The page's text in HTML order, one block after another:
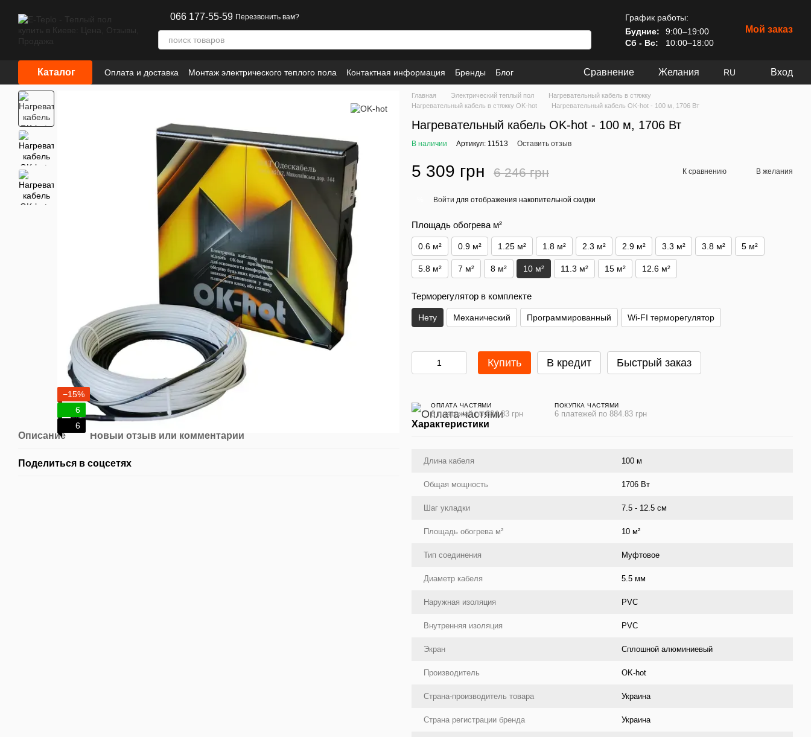
066 177-55-59 Перезвонить вам?
График работы:
Будние:
9:00–19:00
Сб - Вс:
10:00–18:00
Мой заказ
Каталог Оплата и доставка Монтаж электрического теплого пола Контактная информация Бренды
Блог
Сотрудничество
Информация
Сравнение Желания RU Вход
−15%
6
6
Описание Новый отзыв или комментарий
Поделиться в соцсетях
Главная Электрический теплый пол
Нагревательный кабель в стяжку
Нагревательный кабель в стяжку OK-hot
Нагревательный кабель OK-hot - 100 м, 1706 Вт
Нагревательный кабель OK-hot - 100 м, 1706 Вт
В наличии Артикул: 11513 Оставить отзыв
5 309 грн 6 246 грн К сравнению В желания
Войти для отображения накопительной скидки
Площадь обогрева м²
0.6 м² 0.9 м² 1.25 м² 1.8 м² 2.3 м² 2.9 м² 3.3 м² 3.8 м² 5 м²
5.8 м² 7 м² 8 м² 10 м² 11.3 м² 15 м² 12.6 м²
Терморегулятор в комплекте
Нету Механический Программированный Wi-FI терморегулятор
Купить В кредит Быстрый заказ
ОПЛАТА ЧАСТЯМИ
6 платежей по 884.83 грн
ПОКУПКА ЧАСТЯМИ
6 платежей по 884.83 грн
Характеристики
Длина кабеля 100 м
Общая мощность 1706 Вт
Шаг укладки 7.5 - 12.5 см
Площадь обогрева м² 10 м²
Тип соединения Муфтовое
Диаметр кабеля 5.5 мм
Наружная изоляция PVС
Внутренняя изоляция PVC
Экран Сплошной алюминиевый
Производитель OK-hot
Страна-производитель товара Украина
Страна регистрации бренда Украина